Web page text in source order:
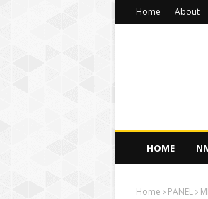
Home About
HOME
Home PANEL